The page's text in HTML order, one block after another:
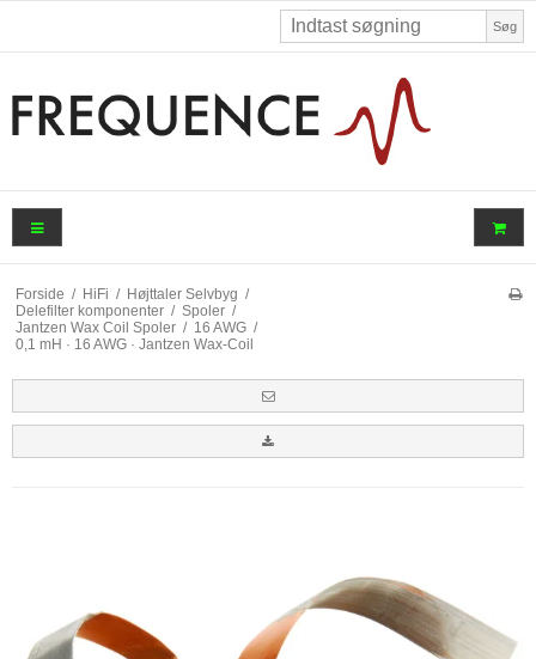
Søg
Forside / HiFi / Højttaler Selvbyg /
Delefilter komponenter / Spoler /
Jantzen Wax Coil Spoler / 16 AWG /
0,1 mH · 16 AWG · Jantzen Wax-Coil